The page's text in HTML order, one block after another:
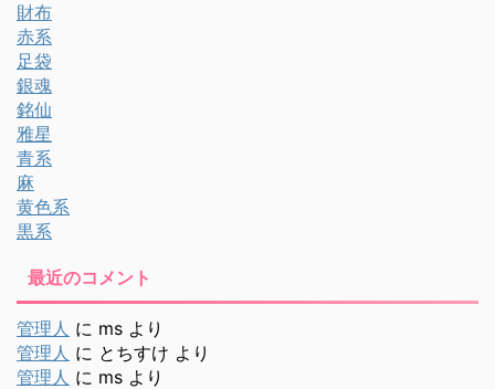
財布
赤系
足袋
銀魂
銘仙
雅星
青系
麻
黄色系
黒系
最近のコメント
管理人 に ms より
管理人 に とちすけ より
管理人 に ms より